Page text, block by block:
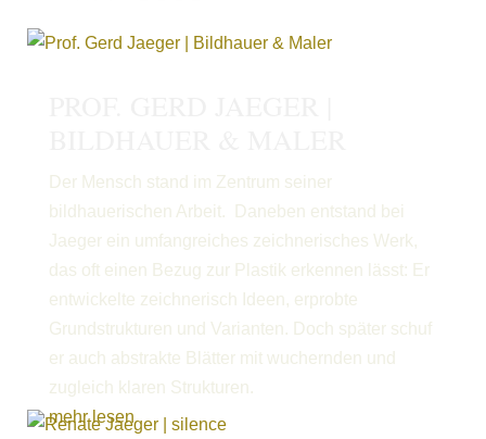
Der Mensch stand im Zentrum seiner
bildhauerischen Arbeit. Daneben entstand bei
Jaeger ein umfangreiches zeichnerisches Werk,
das oft einen Bezug zur Plastik erkennen lässt: Er
entwickelte zeichnerisch Ideen, erprobte
Grundstrukturen und Varianten. Doch später schuf
er auch abstrakte Blätter mit wuchernden und
zugleich klaren Strukturen.
mehr lesen